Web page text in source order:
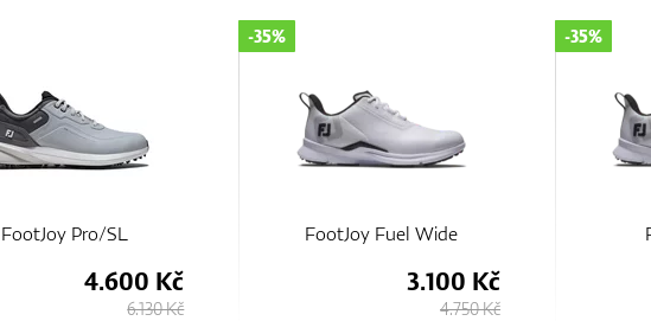
FootJoy Fuel Wide
3.100 Kč
4.750 Kč
FootJoy Fuel
-35%
3.100 Kč
4.750 Kč
-25%